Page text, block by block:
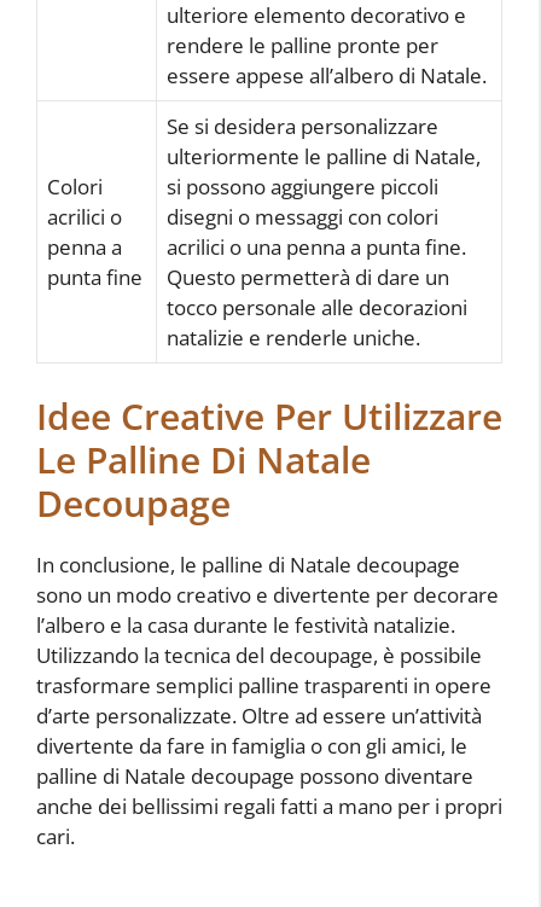
ulteriore elemento decorativo e
rendere le palline pronte per
essere appese all’albero di Natale.
Colori
acrilici o
penna a
punta fine
Se si desidera personalizzare
ulteriormente le palline di Natale,
si possono aggiungere piccoli
disegni o messaggi con colori
acrilici o una penna a punta fine.
Questo permetterà di dare un
tocco personale alle decorazioni
natalizie e renderle uniche.
Idee Creative Per Utilizzare
Le Palline Di Natale
Decoupage
In conclusione, le palline di Natale decoupage
sono un modo creativo e divertente per decorare
l’albero e la casa durante le festività natalizie.
Utilizzando la tecnica del decoupage, è possibile
trasformare semplici palline trasparenti in opere
d’arte personalizzate. Oltre ad essere un’attività
divertente da fare in famiglia o con gli amici, le
palline di Natale decoupage possono diventare
anche dei bellissimi regali fatti a mano per i propri
cari.